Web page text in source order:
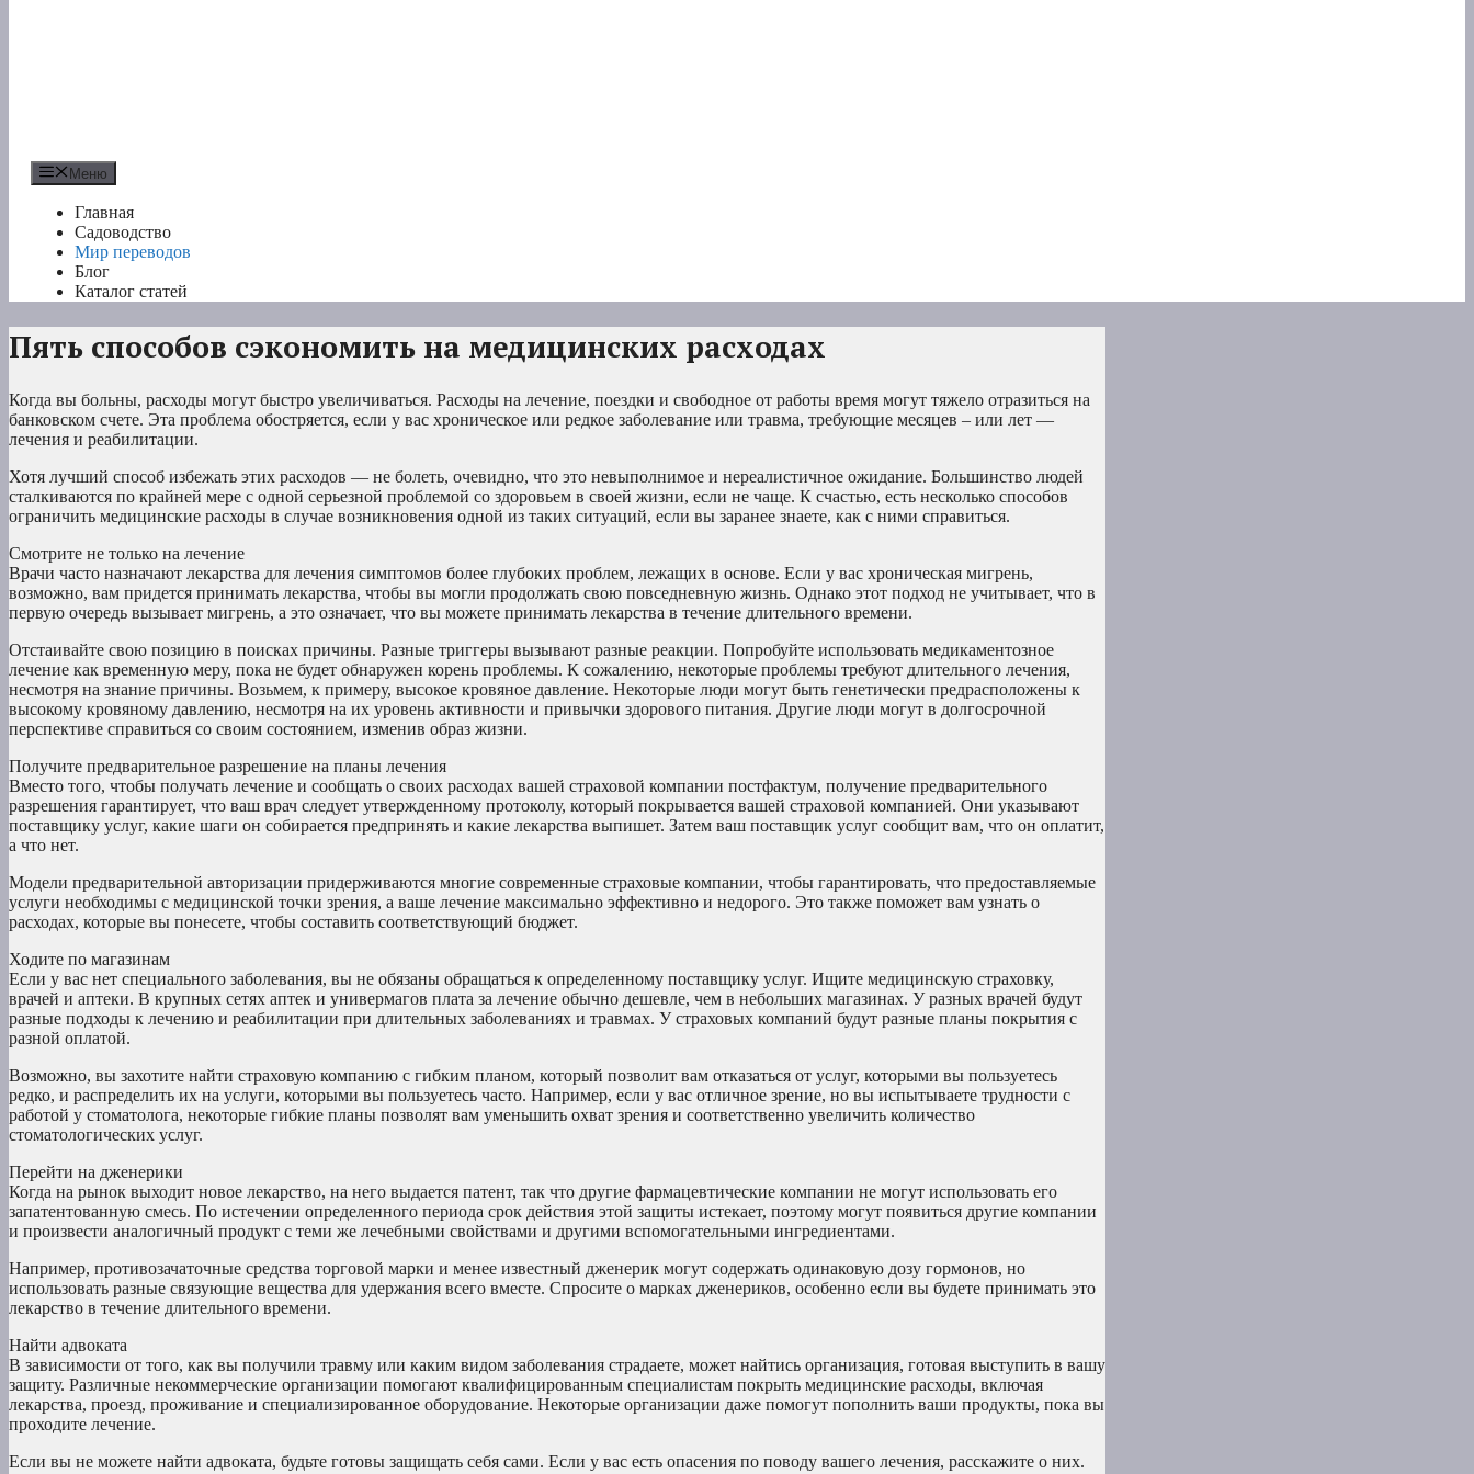
Меню
Главная
Садоводство
Мир переводов
Блог
Каталог статей
Пять способов сэкономить на медицинских расходах
Когда вы больны, расходы могут быстро увеличиваться. Расходы на лечение, поездки и свободное от работы время могут тяжело отразиться на
банковском счете. Эта проблема обостряется, если у вас хроническое или редкое заболевание или травма, требующие месяцев – или лет —
лечения и реабилитации.
Хотя лучший способ избежать этих расходов — не болеть, очевидно, что это невыполнимое и нереалистичное ожидание. Большинство людей
сталкиваются по крайней мере с одной серьезной проблемой со здоровьем в своей жизни, если не чаще. К счастью, есть несколько способов
ограничить медицинские расходы в случае возникновения одной из таких ситуаций, если вы заранее знаете, как с ними справиться.
Смотрите не только на лечение
Врачи часто назначают лекарства для лечения симптомов более глубоких проблем, лежащих в основе. Если у вас хроническая мигрень,
возможно, вам придется принимать лекарства, чтобы вы могли продолжать свою повседневную жизнь. Однако этот подход не учитывает, что в
первую очередь вызывает мигрень, а это означает, что вы можете принимать лекарства в течение длительного времени.
Отстаивайте свою позицию в поисках причины. Разные триггеры вызывают разные реакции. Попробуйте использовать медикаментозное
лечение как временную меру, пока не будет обнаружен корень проблемы. К сожалению, некоторые проблемы требуют длительного лечения,
несмотря на знание причины. Возьмем, к примеру, высокое кровяное давление. Некоторые люди могут быть генетически предрасположены к
высокому кровяному давлению, несмотря на их уровень активности и привычки здорового питания. Другие люди могут в долгосрочной
перспективе справиться со своим состоянием, изменив образ жизни.
Получите предварительное разрешение на планы лечения
Вместо того, чтобы получать лечение и сообщать о своих расходах вашей страховой компании постфактум, получение предварительного
разрешения гарантирует, что ваш врач следует утвержденному протоколу, который покрывается вашей страховой компанией. Они указывают
поставщику услуг, какие шаги он собирается предпринять и какие лекарства выпишет. Затем ваш поставщик услуг сообщит вам, что он оплатит,
а что нет.
Модели предварительной авторизации придерживаются многие современные страховые компании, чтобы гарантировать, что предоставляемые
услуги необходимы с медицинской точки зрения, а ваше лечение максимально эффективно и недорого. Это также поможет вам узнать о
расходах, которые вы понесете, чтобы составить соответствующий бюджет.
Ходите по магазинам
Если у вас нет специального заболевания, вы не обязаны обращаться к определенному поставщику услуг. Ищите медицинскую страховку,
врачей и аптеки. В крупных сетях аптек и универмагов плата за лечение обычно дешевле, чем в небольших магазинах. У разных врачей будут
разные подходы к лечению и реабилитации при длительных заболеваниях и травмах. У страховых компаний будут разные планы покрытия с
разной оплатой.
Возможно, вы захотите найти страховую компанию с гибким планом, который позволит вам отказаться от услуг, которыми вы пользуетесь
редко, и распределить их на услуги, которыми вы пользуетесь часто. Например, если у вас отличное зрение, но вы испытываете трудности с
работой у стоматолога, некоторые гибкие планы позволят вам уменьшить охват зрения и соответственно увеличить количество
стоматологических услуг.
Перейти на дженерики
Когда на рынок выходит новое лекарство, на него выдается патент, так что другие фармацевтические компании не могут использовать его
запатентованную смесь. По истечении определенного периода срок действия этой защиты истекает, поэтому могут появиться другие компании
и произвести аналогичный продукт с теми же лечебными свойствами и другими вспомогательными ингредиентами.
Например, противозачаточные средства торговой марки и менее известный дженерик могут содержать одинаковую дозу гормонов, но
использовать разные связующие вещества для удержания всего вместе. Спросите о марках дженериков, особенно если вы будете принимать это
лекарство в течение длительного времени.
Найти адвоката
В зависимости от того, как вы получили травму или каким видом заболевания страдаете, может найтись организация, готовая выступить в вашу
защиту. Различные некоммерческие организации помогают квалифицированным специалистам покрыть медицинские расходы, включая
лекарства, проезд, проживание и специализированное оборудование. Некоторые организации даже помогут пополнить ваши продукты, пока вы
проходите лечение.
Если вы не можете найти адвоката, будьте готовы защищать себя сами. Если у вас есть опасения по поводу вашего лечения, расскажите о них.